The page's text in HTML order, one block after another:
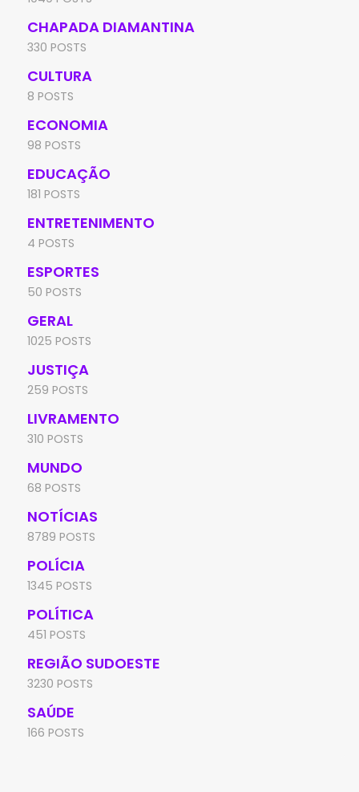
CHAPADA DIAMANTINA
330 POSTS
CULTURA
8 POSTS
ECONOMIA
98 POSTS
EDUCAÇÃO
181 POSTS
ENTRETENIMENTO
4 POSTS
ESPORTES
50 POSTS
GERAL
1025 POSTS
JUSTIÇA
259 POSTS
LIVRAMENTO
310 POSTS
MUNDO
68 POSTS
NOTÍCIAS
8789 POSTS
POLÍCIA
1345 POSTS
POLÍTICA
451 POSTS
REGIÃO SUDOESTE
3230 POSTS
SAÚDE
166 POSTS